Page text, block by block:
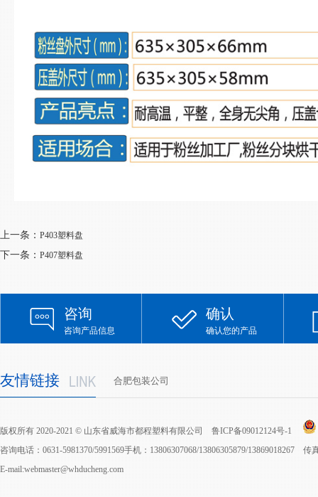
上一条： P403塑料盘
下一条： P407塑料盘
咨询
咨询产品信息
确认
确认您的产品
友情链接 合肥包装公司
版权所有 2020-2021 © 山东省威海市都程塑料有限公司 鲁ICP备09012124号-1
咨询电话：0631-5981370/5991569手机：13806307068/13806305879/13869018267
E-mail:webmaster@whducheng.com